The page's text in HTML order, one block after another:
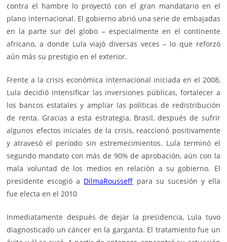
contra el hambre lo proyectó con el gran mandatario en el
plano internacional. El gobierno abrió una serie de embajadas
en la parte sur del globo – especialmente en el continente
africano, a donde Lula viajó diversas veces – lo que reforzó
aún más su prestigio en el exterior.
Frente a la crisis económica internacional iniciada en el 2008,
Lula decidió intensificar las inversiones públicas, fortalecer a
los bancos estatales y ampliar las políticas de redistribución
de renta. Gracias a esta estrategia, Brasil, después de sufrir
algunos efectos iniciales de la crisis, reaccionó positivamente
y atravesó el período sin estremecimientos. Lula terminó el
segundo mandato con más de 90% de aprobación, aún con la
mala voluntad de los medios en relación a su gobierno. El
presidente escogió a DilmaRousseff para su sucesión y ella
fue electa en el 2010
Inmediatamente después de dejar la presidencia, Lula tuvo
diagnosticado un cáncer en la garganta. El tratamiento fue un